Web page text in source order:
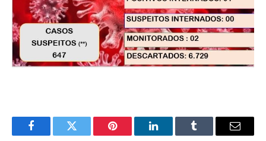
FacebookTwitter Pinterest O
Tumblr
E-